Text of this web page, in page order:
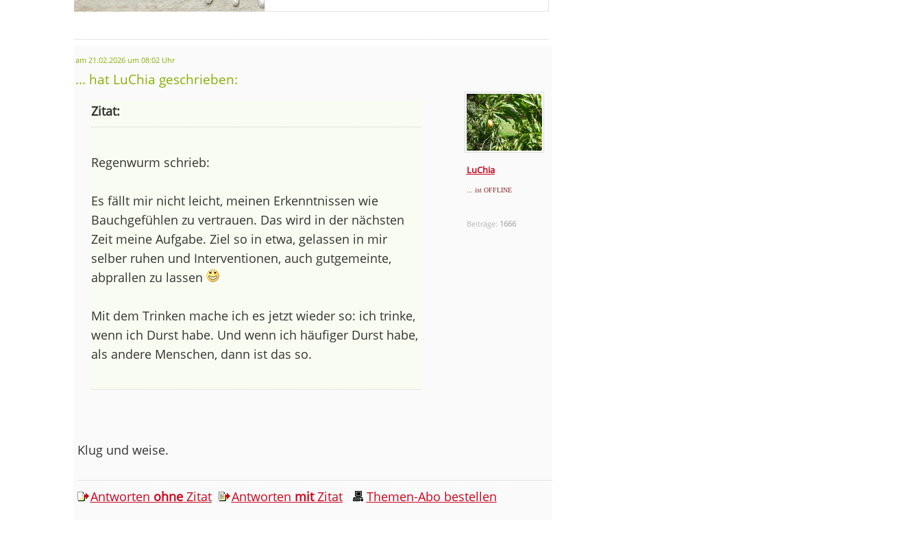
am 21.02.2026 um 08:02 Uhr
... hat LuChia geschrieben:
LuChia
... ist OFFLINE
Beiträge: 1666
Zitat:
Regenwurm schrieb:
Es fällt mir nicht leicht, meinen Erkenntnissen wie
Bauchgefühlen zu vertrauen. Das wird in der nächsten
Zeit meine Aufgabe. Ziel so in etwa, gelassen in mir
selber ruhen und Interventionen, auch gutgemeinte,
abprallen zu lassen
Mit dem Trinken mache ich es jetzt wieder so: ich trinke,
wenn ich Durst habe. Und wenn ich häufiger Durst habe,
als andere Menschen, dann ist das so.
Klug und weise.
Antworten ohneZitat Antworten mitZitat Themen-Abo bestellen